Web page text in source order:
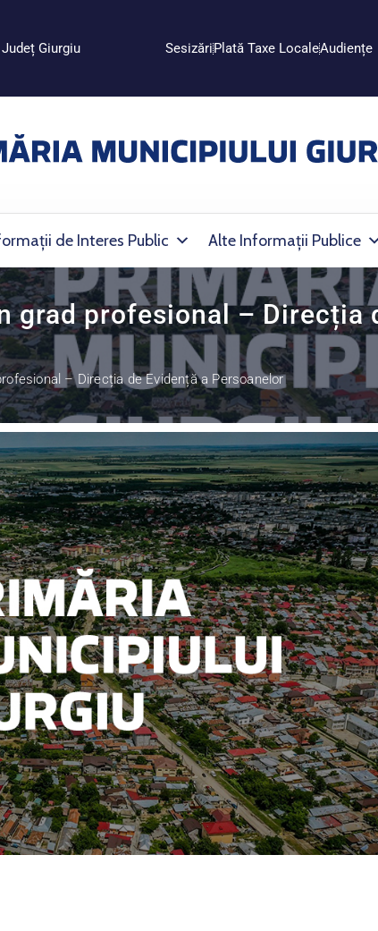
Giurgiu SesizăriPlată Taxe LocaleAudiențe
de Interes Public Alte Informații Publice
grad profesional – Direcția
– Direcția de Evidență a Persoanelor